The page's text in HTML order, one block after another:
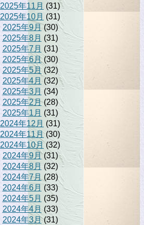
2025年11月 (31)
2025年10月 (31)
2025年9月 (30)
2025年8月 (31)
2025年7月 (31)
2025年6月(30)
2025年5月(32)
2025年4月 (32)
2025年3月(34)
2025年2月(28)
2025年1月 (31)
2024年12月 (31)
2024年11月(30)
2024年10月(32)
2024年9月(31)
2024年8月(32)
2024年7月 (28)
2024年6月 (33)
2024年5月 (35)
2024年4月 (33)
2024年3月(31)